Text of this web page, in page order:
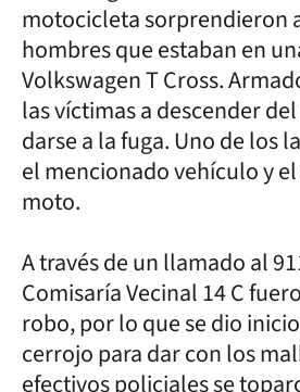
motocicleta sorprendieron
hombres que estaban en
Volkswagen T Cross.
las víctimas a descender
darse a la fuga. Uno de los
el mencionado vehículo y
moto.
A través de un llamado al
Comisaría Vecinal 14 C
robo, por lo que se dio
cerrojo para dar con los
efectivos policiales se